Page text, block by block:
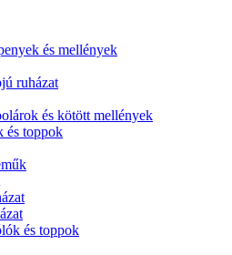
és mellények
ruházat
és kötött mellények
és toppok
és toppok